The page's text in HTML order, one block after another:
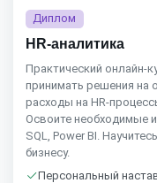
Диплом
HR-аналитика
Практический онлайн-
принимать решения на
расходы на HR-
Освоите необходимые
SQL, Power BI.
бизнесу.
Персональный